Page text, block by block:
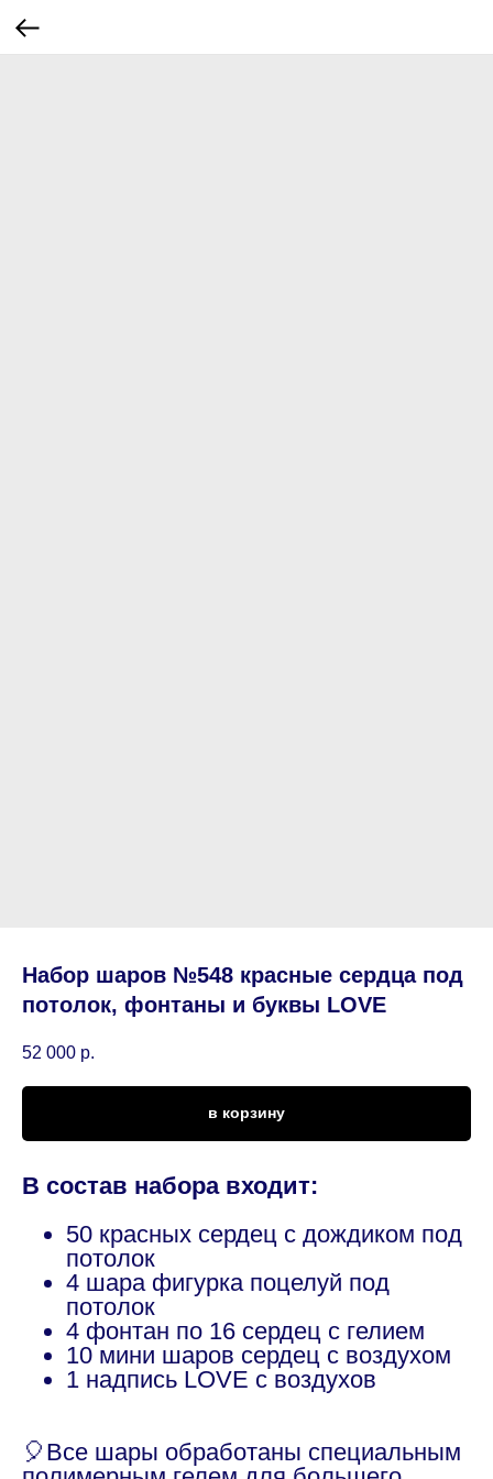
Набор шаров №548 красные сердца под
потолок, фонтаны и буквы LOVE
52 000 р.
в корзину
В состав набора входит:
50 красных сердец с дождиком под
потолок
4 шара фигурка поцелуй под
потолок
4 фонтан по 16 сердец с гелием
10 мини шаров сердец с воздухом
1 надпись LOVE с воздухов
🎈Все шары обработаны специальным